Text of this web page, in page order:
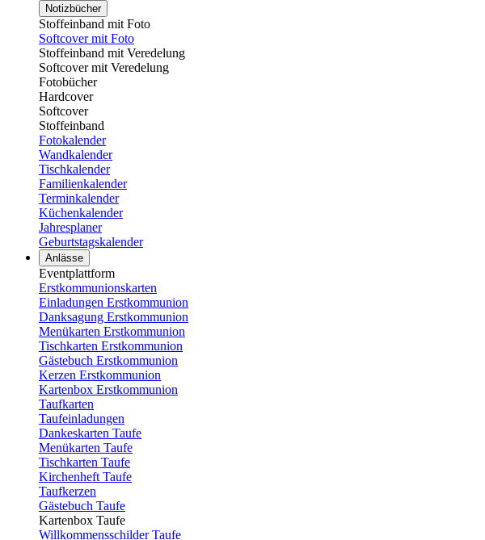
Notizbücher
Stoffeinband mit Foto
Softcover mit Foto
Stoffeinband mit Veredelung
Softcover mit Veredelung
Fotobücher
Hardcover
Softcover
Stoffeinband
Fotokalender
Wandkalender
Tischkalender
Familienkalender
Terminkalender
Küchenkalender
Jahresplaner
Geburtstagskalender
Anlässe
Eventplattform
Erstkommunionskarten
Einladungen Erstkommunion
Danksagung Erstkommunion
Menükarten Erstkommunion
Tischkarten Erstkommunion
Gästebuch Erstkommunion
Kerzen Erstkommunion
Kartenbox Erstkommunion
Taufkarten
Taufeinladungen
Dankeskarten Taufe
Menükarten Taufe
Tischkarten Taufe
Kirchenheft Taufe
Taufkerzen
Gästebuch Taufe
Kartenbox Taufe
Willkommensschilder Taufe